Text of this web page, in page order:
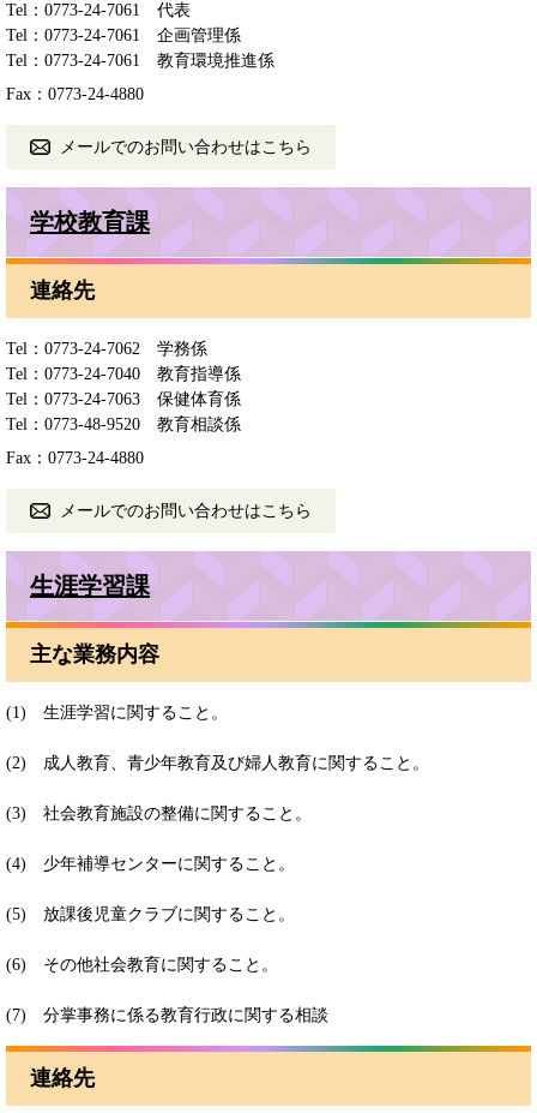
Tel：0773-24-7061
代表
Tel：0773-24-7061
企画管理係
Tel：0773-24-7061
教育環境推進係
Fax：0773-24-4880
メールでのお問い合わせはこちら
学校教育課
連絡先
Tel：0773-24-7062
学務係
Tel：0773-24-7040
教育指導係
Tel：0773-24-7063
保健体育係
Tel：0773-48-9520
教育相談係
Fax：0773-24-4880
メールでのお問い合わせはこちら
生涯学習課
主な業務内容
(1) 生涯学習に関すること。
(2) 成人教育、青少年教育及び婦人教育に関すること。
(3) 社会教育施設の整備に関すること。
(4) 少年補導センターに関すること。
(5) 放課後児童クラブに関すること。
(6) その他社会教育に関すること。
(7) 分掌事務に係る教育行政に関する相談
連絡先